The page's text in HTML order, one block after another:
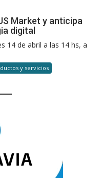
Market y anticipa
digital
14 de abril a las 14 hs, a
y servicios